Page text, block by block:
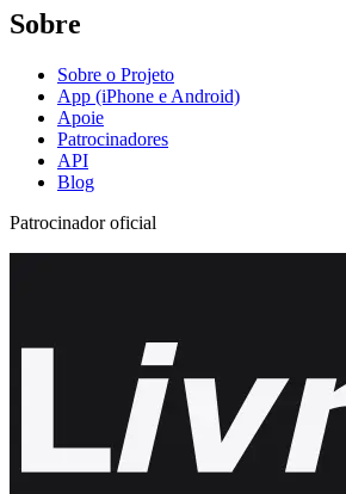
Sobre
Sobre o Projeto
App (iPhone e Android)
Apoie
Patrocinadores
API
Blog
Patrocinador oficial